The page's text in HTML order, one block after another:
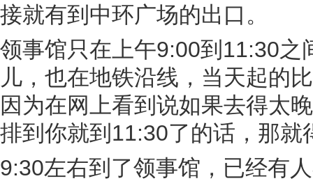
接就有到中环广场的出口。
领事馆只在上午9:00到11:30
儿，也在地铁沿线，当天起的
因为在网上看到说如果去得太
排到你就到11:30了的话，那就
9:30左右到了领事馆，已经有